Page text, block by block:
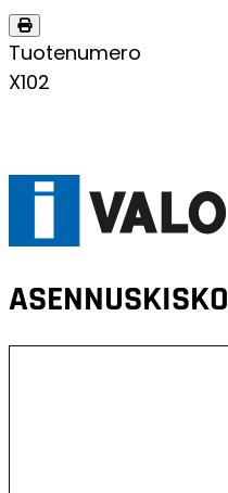
Tuotenumero
X102
ASENNUSKISKO